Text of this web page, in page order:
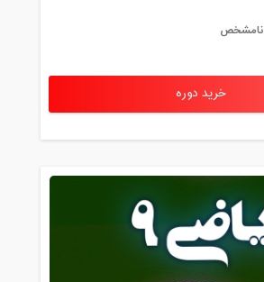
نامشخص
خرید دوره